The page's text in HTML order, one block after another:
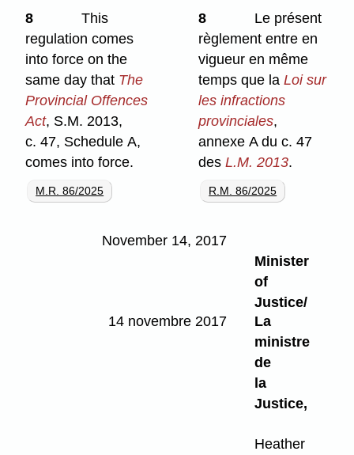
8
This
regulation comes
into force on the
same day that The
Provincial Offences
Act, S.M. 2013,
c. 47, Schedule A,
comes into force.
M.R. 86/2025
8
Le présent
règlement entre en
vigueur en même
temps que laLoi sur
les infractions
provinciales,
annexe A du c. 47
desL.M. 2013.
R.M. 86/2025
November 14, 2017
Minister
of
Justice/
14 novembre 2017
La
ministre
de
la
Justice,
Heather